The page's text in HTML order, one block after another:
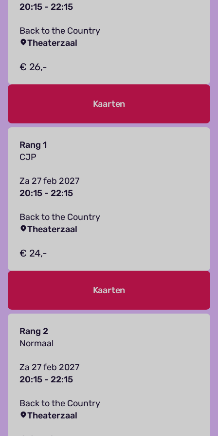
20:15 - 22:15
Back to the Country
Theaterzaal
€ 26,-
Kaarten
Rang 1
CJP
Za 27 feb 2027
20:15 - 22:15
Back to the Country
Theaterzaal
€ 24,-
Kaarten
Rang 2
Normaal
Za 27 feb 2027
20:15 - 22:15
Back to the Country
Theaterzaal